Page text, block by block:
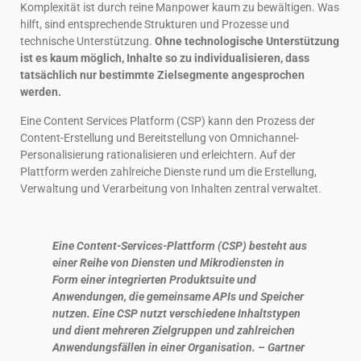
Komplexität ist durch reine Manpower kaum zu bewältigen. Was
hilft, sind entsprechende Strukturen und Prozesse und
technische Unterstützung. Ohne technologische Unterstützung
ist es kaum möglich, Inhalte so zu individualisieren, dass
tatsächlich nur bestimmte Zielsegmente angesprochen
werden.
Eine Content Services Platform (CSP) kann den Prozess der
Content-Erstellung und Bereitstellung von Omnichannel-
Personalisierung rationalisieren und erleichtern. Auf der
Plattform werden zahlreiche Dienste rund um die Erstellung,
Verwaltung und Verarbeitung von Inhalten zentral verwaltet.
Eine Content-Services-Plattform (CSP) besteht aus
einer Reihe von Diensten und Mikrodiensten in
Form einer integrierten Produktsuite und
Anwendungen, die gemeinsame APIs und Speicher
nutzen. Eine CSP nutzt verschiedene Inhaltstypen
und dient mehreren Zielgruppen und zahlreichen
Anwendungsfällen in einer Organisation. – Gartner